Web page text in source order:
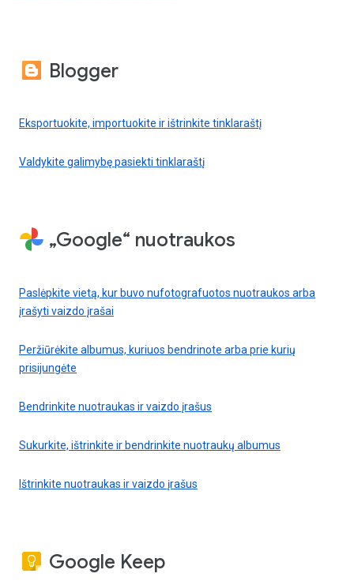
Blogger
Eksportuokite, importuokite ir ištrinkite tinklaraštį
Valdykite galimybę pasiekti tinklaraštį
„Google“ nuotraukos
Paslėpkite vietą, kur buvo nufotografuotos nuotraukos arba
įrašyti vaizdo įrašai
Peržiūrėkite albumus, kuriuos bendrinote arba prie kurių
prisijungėte
Bendrinkite nuotraukas ir vaizdo įrašus
Sukurkite, ištrinkite ir bendrinkite nuotraukų albumus
Ištrinkite nuotraukas ir vaizdo įrašus
Google Keep